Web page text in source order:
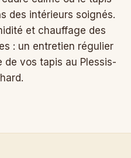
des intérieurs soignés.
et chauffage des
: un entretien régulier
de vos tapis au Plessis-